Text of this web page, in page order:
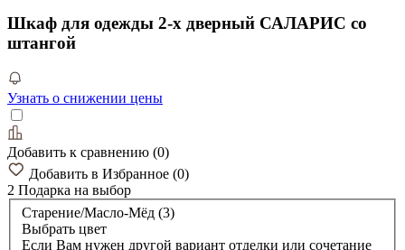
Шкаф для одежды 2-х дверный САЛАРИС со
штангой
Узнать о снижении цены
Добавить к сравнению (0)
Добавить в Избранное (0)
2 Подарка на выбор
Старение/Масло-Мёд (3)
Выбрать цвет
Если Вам нужен другой вариант отделки или сочетание